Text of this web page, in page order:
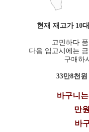
현재 재고가 10
고민하다
다음 입고시에는
구매하
33만8천
바구니
만
바